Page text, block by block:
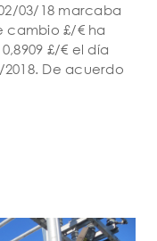
03/18 marcaba
cambio £/€ ha
£/€ el día
2018. De acuerdo